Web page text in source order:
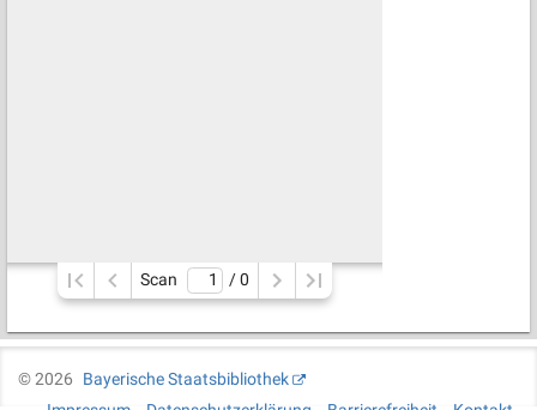
Scan / 0
©2026
Bayerische Staatsbibliothek